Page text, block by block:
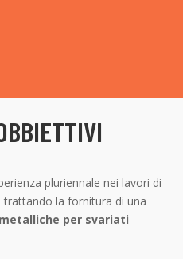
pluriennale nei lavori di
trattando la fornitura di una
per svariati